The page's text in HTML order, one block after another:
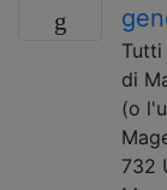
di
(o
732